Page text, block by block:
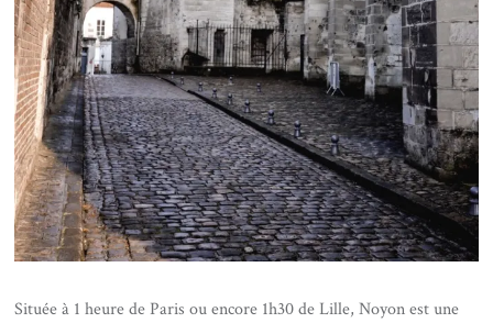
Située à 1 heure de Paris ou encore 1h30 de Lille, Noyon est une